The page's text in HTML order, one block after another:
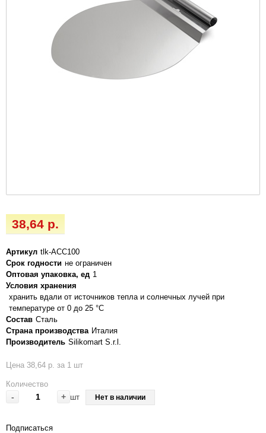
38,64 р.
Артикул tlk-ACC100
Срок годности не ограничен
Оптовая упаковка, ед 1
Условия хранения
хранить вдали от источников тепла и солнечных лучей при
температуре от 0 до 25 °C
Состав Сталь
Страна производства Италия
Производитель Silikomart S.r.l.
Цена 38,64 р. за 1 шт
Количество
- + шт Нет в наличии
Подписаться